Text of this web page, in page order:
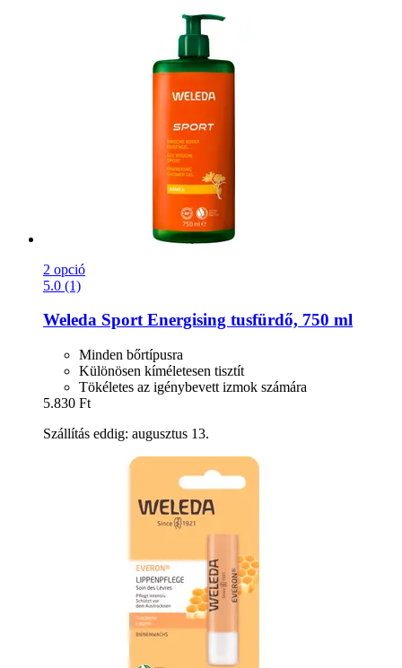
2 opció
5.0 (1)
Weleda Sport Energising tusfürdő, 750 ml
Minden bőrtípusra
Különösen kíméletesen tisztít
Tökéletes az igénybevett izmok számára
5.830 Ft
Szállítás eddig: augusztus 13.